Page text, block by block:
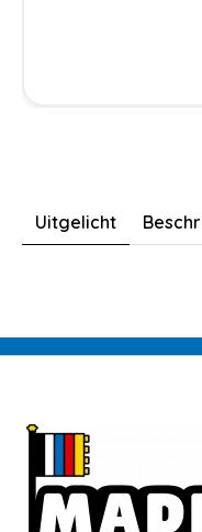
Uitgelicht